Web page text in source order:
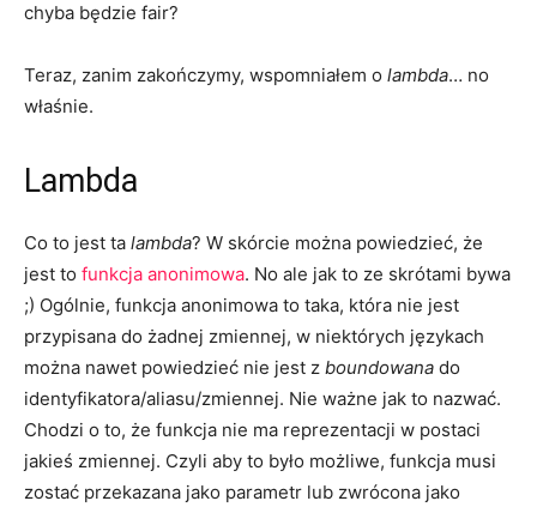
chyba będzie fair?
Teraz, zanim zakończymy, wspomniałem o lambda… no
właśnie.
Lambda
Co to jest ta lambda? W skórcie można powiedzieć, że
jest to funkcja anonimowa. No ale jak to ze skrótami bywa
;) Ogólnie, funkcja anonimowa to taka, która nie jest
przypisana do żadnej zmiennej, w niektórych językach
można nawet powiedzieć nie jest z boundowana do
identyfikatora/aliasu/zmiennej. Nie ważne jak to nazwać.
Chodzi o to, że funkcja nie ma reprezentacji w postaci
jakieś zmiennej. Czyli aby to było możliwe, funkcja musi
zostać przekazana jako parametr lub zwrócona jako